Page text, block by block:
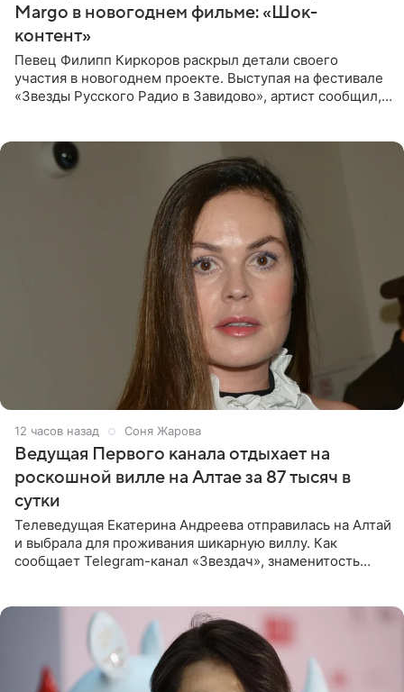
Margo в новогоднем фильме: «Шок-
контент»
Певец Филипп Киркоров раскрыл детали своего
участия в новогоднем проекте. Выступая на фестивале
«Звезды Русского Радио в Завидово», артист сообщил,
12 часов назад Соня Жарова
Ведущая Первого канала отдыхает на
роскошной вилле на Алтае за 87 тысяч в
сутки
Телеведущая Екатерина Андреева отправилась на Алтай
и выбрала для проживания шикарную виллу. Как
сообщает Telegram-канал «Звездач», знаменитость